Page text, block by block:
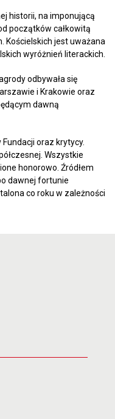
historii, na imponującą
początków całkowitą
Kościelskich jest uważana
wyróżnień literackich.
odbywała się
i Krakowie oraz
dawną
Fundacji oraz krytycy.
Wszystkie
honorowo. Źródłem
dawnej fortunie
co roku w zależności